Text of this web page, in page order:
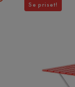
Se priset!